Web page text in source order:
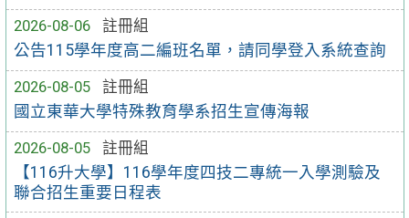
2026-08-06
註冊組
公告115學年度高二編班名單，請同學登入系統查詢
2026-08-05
註冊組
國立東華大學特殊教育學系招生宣傳海報
2026-08-05
註冊組
【116升大學】116學年度四技二專統一入學測驗及
聯合招生重要日程表